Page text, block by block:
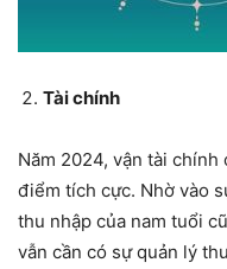
Tài chính
Năm 2024, vận tài chính
điểm tích cực. Nhờ vào
thu nhập của nam tuổi
vẫn cần có sự quản lý